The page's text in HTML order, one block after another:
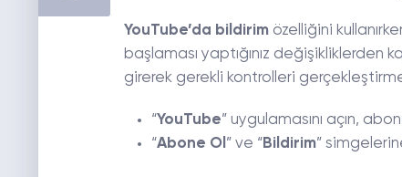
YouTube’da bildirimözelliğini
başlaması yaptığınız değişikliklerden
girerek gerekli kontrolleri
“YouTube” uygulamasını açın,
“Abone Ol” ve “Bildirim”